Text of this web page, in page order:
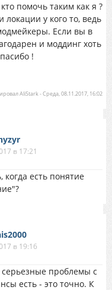
помочь таким как я ?
у кого то, ведь
Если вы в
и моддинг хоть
!
AliStark-Среда, 08.11.2017, 16:02
в 17:21
есть понятие
в 19:16
серьезные проблемы с
есть - это точно. К